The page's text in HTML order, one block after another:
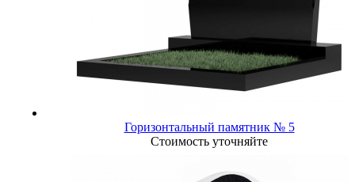
Горизонтальный памятник № 5
Стоимость уточняйте